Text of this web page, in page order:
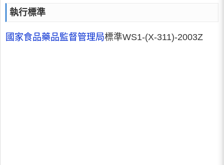
執行標準
國家食品藥品監督管理局標準WS1-(X-311)-2003Z